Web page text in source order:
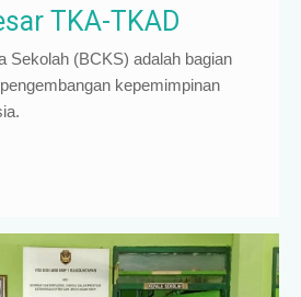
TKA-TKAD
Sekolah (BCKS) adalah bagian
kepemimpinan
.